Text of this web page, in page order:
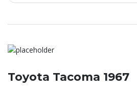
Toyota Tacoma 1967